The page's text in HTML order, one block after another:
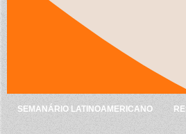
SEMANÁRIO LATINOAMERICANO